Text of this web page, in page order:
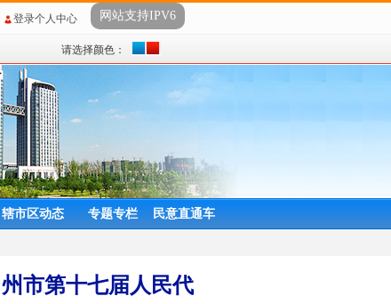
登录个人中心 网站支持IPV6
请选择颜色：
辖市区动态 专题专栏 民意直通车
市第十七届人民代